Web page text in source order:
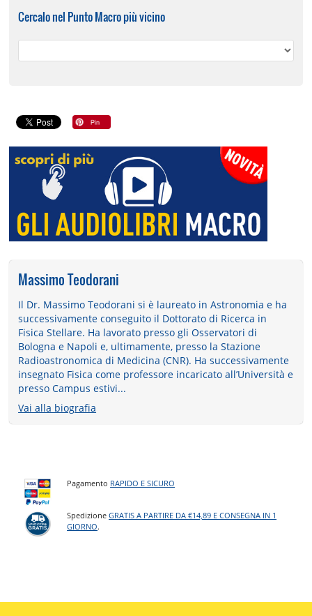
Cercalo nel Punto Macro più vicino
Massimo Teodorani
Il Dr. Massimo Teodorani si è laureato in Astronomia e ha
successivamente conseguito il Dottorato di Ricerca in
Fisica Stellare. Ha lavorato presso gli Osservatori di
Bologna e Napoli e, ultimamente, presso la Stazione
Radioastronomica di Medicina (CNR). Ha successivamente
insegnato Fisica come professore incaricato all’Università e
presso Campus estivi...
Vai alla biografia
Pagamento RAPIDO E SICURO
SpedizioneGRATIS A PARTIRE DA €14,89 E CONSEGNA IN 1
GIORNO.